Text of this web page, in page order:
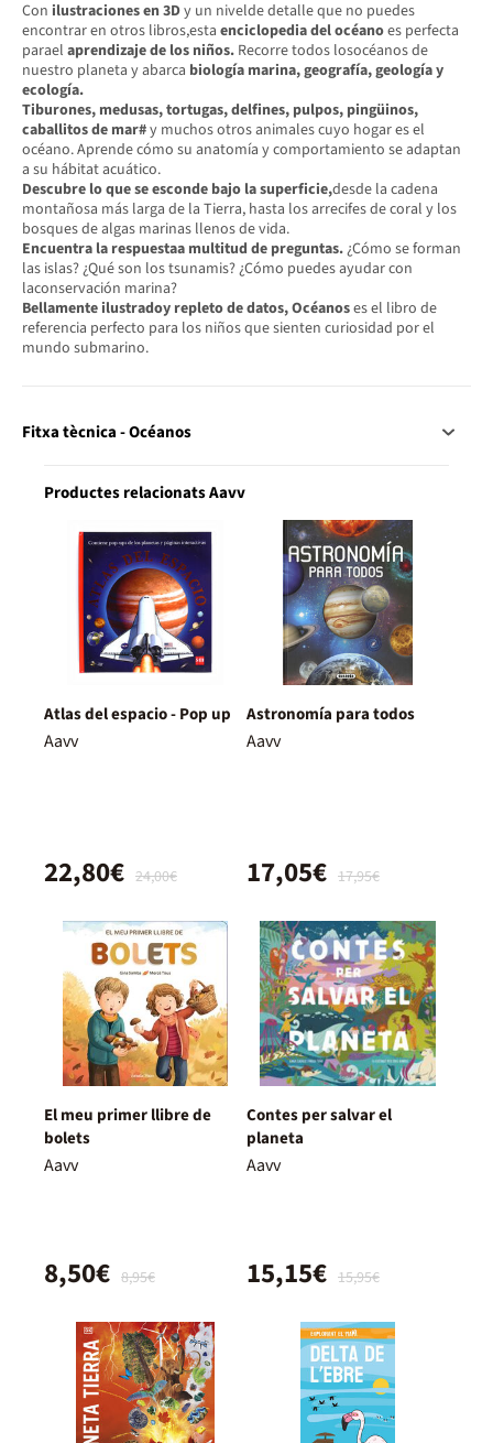
Con ilustraciones en 3Dy un nivelde detalle que no puedes
encontrar en otros libros,esta enciclopedia del océanoes perfecta
parael aprendizaje de los niños. Recorre todos losocéanos de
nuestro planeta y abarca biología marina, geografía, geología y
ecología.
Tiburones, medusas, tortugas, delfines, pulpos, pingüinos,
caballitos de mar#y muchos otros animales cuyo hogar es el
océano. Aprende cómo su anatomía y comportamiento se adaptan
a su hábitat acuático.
Descubre lo que se esconde bajo la superficie,desde la cadena
montañosa más larga de la Tierra, hasta los arrecifes de coral y los
bosques de algas marinas llenos de vida.
Encuentra la respuestaa multitud de preguntas.¿Cómo se forman
las islas? ¿Qué son los tsunamis? ¿Cómo puedes ayudar con
laconservación marina?
Bellamente ilustradoy repleto de datos, Océanoses el libro de
referencia perfecto para los niños que sienten curiosidad por el
mundo submarino.
Fitxa tècnica - Océanos
Productes relacionats Aavv
Atlas del espacio - Pop up
Aavv
24,00€
22,80€
Astronomía para todos
Aavv
17,95€
17,05€
El meu primer llibre de
bolets
Aavv
8,95€
8,50€
Contes per salvar el
planeta
Aavv
15,95€
15,15€